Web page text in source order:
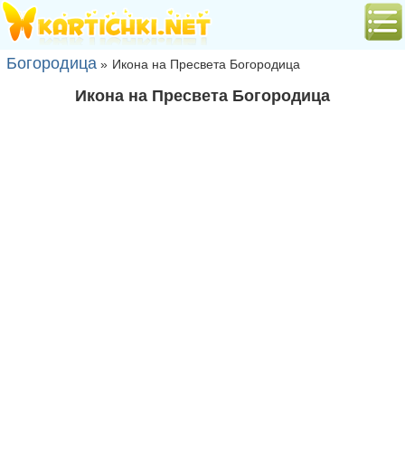
Богородица » Икона на Пресвета Богородица
Икона на Пресвета Богородица